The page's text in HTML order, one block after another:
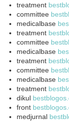
treatment
committee
medicalbase
treatment
committee
medicalbase
treatment
committee
medicalbase
treatment
dikul
front
medjurnal